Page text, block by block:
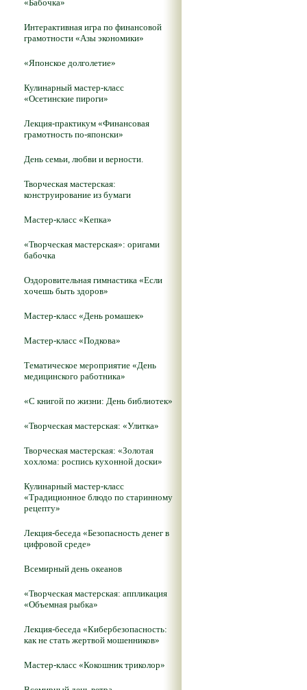
«Бабочка»
Интерактивная игра по финансовой
грамотности «Азы экономики»
«Японское долголетие»
Кулинарный мастер-класс
«Осетинские пироги»
Лекция-практикум «Финансовая
грамотность по-японски»
День семьи, любви и верности.
Творческая мастерская:
конструирование из бумаги
Мастер-класс «Кепка»
«Творческая мастерская»: оригами
бабочка
Оздоровительная гимнастика «Если
хочешь быть здоров»
Мастер-класс «День ромашек»
Мастер-класс «Подкова»
Тематическое мероприятие «День
медицинского работника»
«С книгой по жизни: День библиотек»
«Творческая мастерская: «Улитка»
Творческая мастерская: «Золотая
хохлома: роспись кухонной доски»
Кулинарный мастер-класс
«Традиционное блюдо по старинному
рецепту»
Лекция-беседа «Безопасность денег в
цифровой среде»
Всемирный день океанов
«Творческая мастерская: аппликация
«Объемная рыбка»
Лекция-беседа «Кибербезопасность:
как не стать жертвой мошенников»
Мастер-класс «Кокошник триколор»